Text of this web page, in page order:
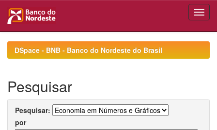
navigationDSpace - BNB - Banco do Nordeste do Brasil
Pesquisar
Pesquisar:
por